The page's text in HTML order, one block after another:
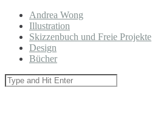
Andrea Wong
Illustration
Skizzenbuch und Freie Projekte
Design
Bücher